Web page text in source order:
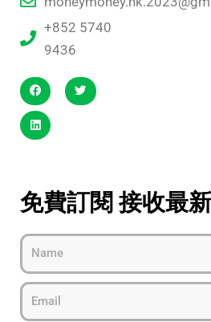
+852 5740
9436
免費訂閱 接收最
Name
Email